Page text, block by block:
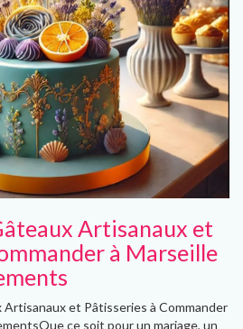
Artisanaux et
à Marseille
et Pâtisseries à Commander
ce soit pour un mariage, un